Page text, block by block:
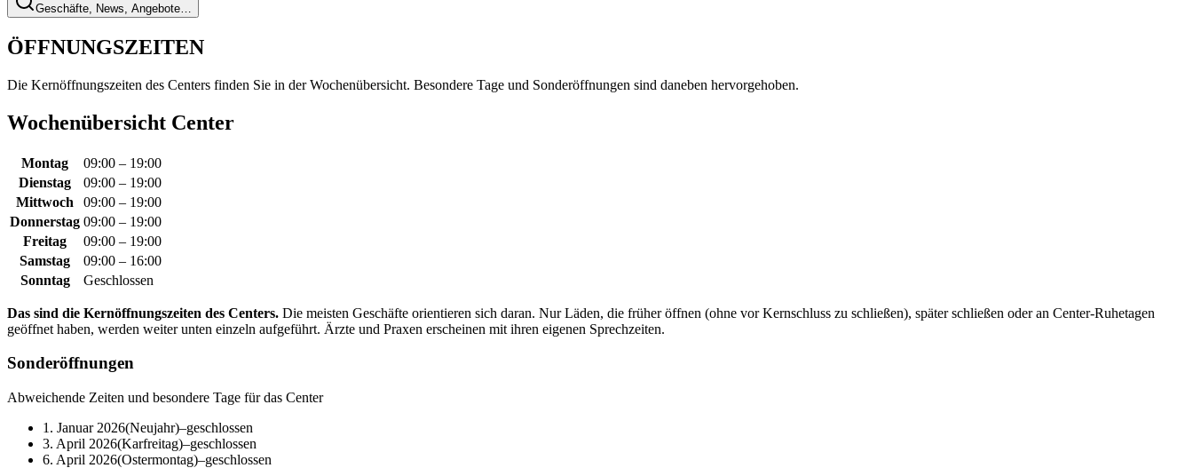
Geschäfte, News, Angebote…
ÖFFNUNGSZEITEN
Die Kernöffnungszeiten des Centers finden Sie in der Wochenübersicht. Besondere Tage und Sonderöffnungen sind daneben hervorgehoben.
Wochenübersicht Center
Montag
09:00 – 19:00
Dienstag
09:00 – 19:00
Mittwoch
09:00 – 19:00
Donnerstag 09:00 – 19:00
Freitag
09:00 – 19:00
Samstag
09:00 – 16:00
Sonntag
Geschlossen
Das sind die Kernöffnungszeiten des Centers. Die meisten Geschäfte orientieren sich daran. Nur Läden, die früher öffnen (ohne vor Kernschluss zu schließen), später schließen oder an Center-Ruhetagen
geöffnet haben, werden weiter unten einzeln aufgeführt. Ärzte und Praxen erscheinen mit ihren eigenen Sprechzeiten.
Sonderöffnungen
Abweichende Zeiten und besondere Tage für das Center
1. Januar 2026(Neujahr)–geschlossen
3. April 2026(Karfreitag)–geschlossen
6. April 2026(Ostermontag)–geschlossen